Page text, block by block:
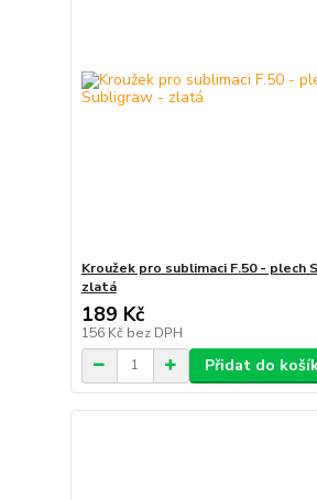
Kroužek pro sublimaci F.50 - plech
zlatá
189 Kč
156 Kč bez DPH
Přidat do